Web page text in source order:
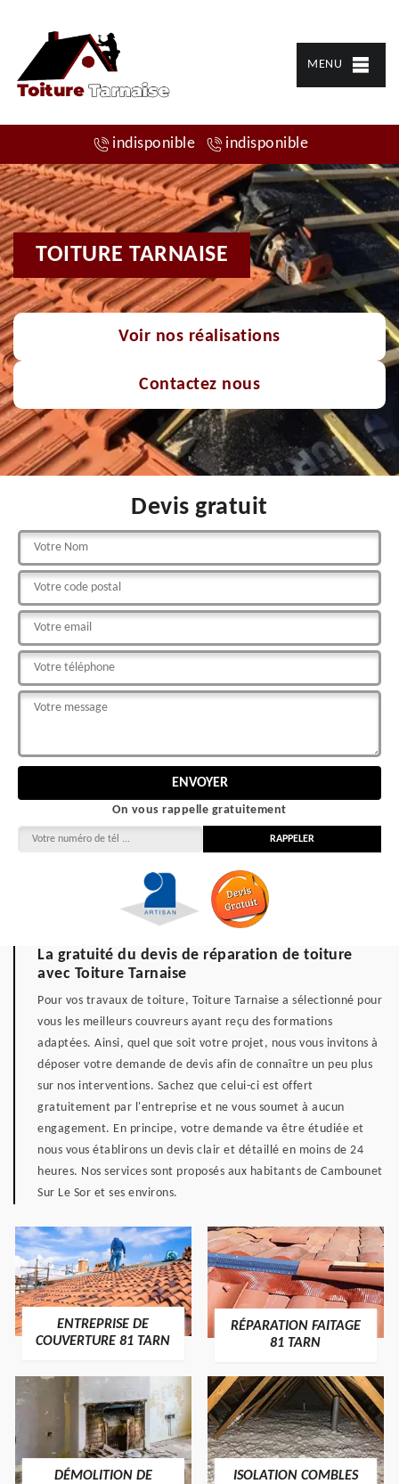
MENU
indisponible indisponible
TOITURE TARNAISE
Voir nos réalisations
Contactez nous
Devis gratuit
On vous rappelle gratuitement
La gratuité du devis de réparation de toiture
avec Toiture Tarnaise
Pour vos travaux de toiture, Toiture Tarnaise a sélectionné pour
vous les meilleurs couvreurs ayant reçu des formations
adaptées. Ainsi, quel que soit votre projet, nous vous invitons à
déposer votre demande de devis afin de connaître un peu plus
sur nos interventions. Sachez que celui-ci est offert
gratuitement par l'entreprise et ne vous soumet à aucun
engagement. En principe, votre demande va être étudiée et
nous vous établirons un devis clair et détaillé en moins de 24
heures. Nos services sont proposés aux habitants de Cambounet
Sur Le Sor et ses environs.
ENTREPRISE DE
COUVERTURE 81 TARN
RÉPARATION FAITAGE
81 TARN
DÉMOLITION DE
ISOLATION COMBLES